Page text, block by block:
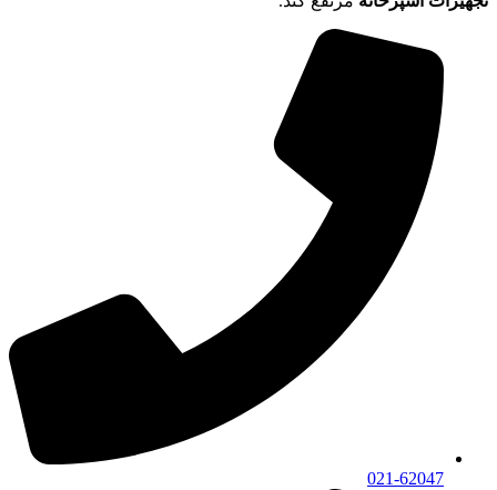
021-62047